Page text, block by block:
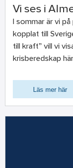
Vi ses i
I sommar är vi
kopplat till
till kraft” vill vi
krisberedskap
Läs mer här